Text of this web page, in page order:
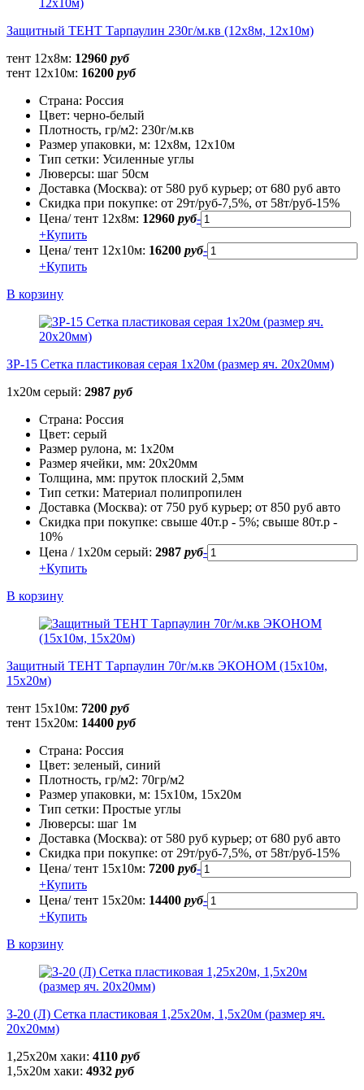
Защитный ТЕНТ Тарпаулин 230г/м.кв (12х8м, 12х10м)
тент 12х8м: 12960 руб
тент 12х10м: 16200 руб
Страна: Россия
Цвет: черно-белый
Плотность, гр/м2: 230г/м.кв
Размер упаковки, м: 12х8м, 12х10м
Тип сетки: Усиленные углы
Люверсы: шаг 50см
Доставка (Москва): от 580 руб курьер; от 680 руб авто
Скидка при покупке: от 29т/руб-7,5%, от 58т/руб-15%
Цена/ тент 12х8м: 12960 руб-
+Купить
Цена/ тент 12х10м: 16200 руб-
+Купить
В корзину
ЗР-15 Сетка пластиковая серая 1х20м (размер яч. 20х20мм)
1х20м серый: 2987 руб
Страна: Россия
Цвет: серый
Размер рулона, м: 1х20м
Размер ячейки, мм: 20х20мм
Толщина, мм: пруток плоский 2,5мм
Тип сетки: Материал полипропилен
Доставка (Москва): от 750 руб курьер; от 850 руб авто
Скидка при покупке: свыше 40т.р - 5%; свыше 80т.р -
10%
Цена / 1х20м серый: 2987 руб-
+Купить
В корзину
Защитный ТЕНТ Тарпаулин 70г/м.кв ЭКОНОМ (15х10м,
15х20м)
тент 15х10м: 7200 руб
тент 15х20м: 14400 руб
Страна: Россия
Цвет: зеленый, синий
Плотность, гр/м2: 70гр/м2
Размер упаковки, м: 15х10м, 15х20м
Тип сетки: Простые углы
Люверсы: шаг 1м
Доставка (Москва): от 580 руб курьер; от 680 руб авто
Скидка при покупке: от 29т/руб-7,5%, от 58т/руб-15%
Цена/ тент 15х10м: 7200 руб-
+Купить
Цена/ тент 15х20м: 14400 руб-
+Купить
В корзину
З-20 (Л) Сетка пластиковая 1,25х20м, 1,5х20м (размер яч.
20х20мм)
1,25х20м хаки: 4110 руб
1,5х20м хаки: 4932 руб